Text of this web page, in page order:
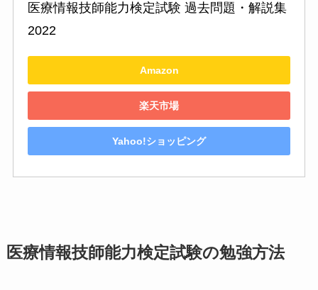
医療情報技師能力検定試験 過去問題・解説集
2022
Amazon
楽天市場
Yahoo!ショッピング
医療情報技師能力検定試験の勉強方法